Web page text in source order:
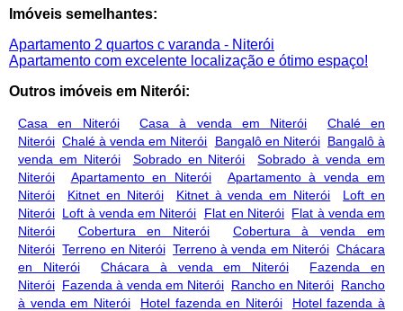
Imóveis semelhantes:
Apartamento 2 quartos c varanda - Niterói
Apartamento com excelente localização e ótimo espaço!
Outros imóveis em Niterói:
Casa en Niterói Casa à venda em Niterói
Chalé en
Niterói Chalé à venda em Niterói Bangalô en Niterói Bangalô à
venda em Niterói
Sobrado en Niterói
Sobrado à venda em
Niterói
Apartamento en Niterói
Apartamento à venda em
Niterói
Kitnet en Niterói Kitnet à venda em Niterói
Loft en
Niterói Loft à venda em Niterói Flat en Niterói Flat à venda em
Niterói
Cobertura en Niterói
Cobertura à venda em
Niterói Terreno en Niterói Terreno à venda em Niterói Chácara
en Niterói
Chácara à venda em Niterói
Fazenda en
Niterói Fazenda à venda em Niterói Rancho en Niterói Rancho
à venda em Niterói
Hotel fazenda en Niterói
Hotel fazenda à